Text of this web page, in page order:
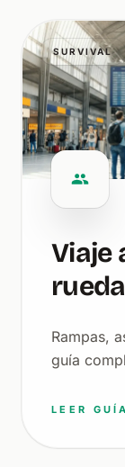
SURVIVAL
Viaje
Rampas,
guía
LEER GUÍA